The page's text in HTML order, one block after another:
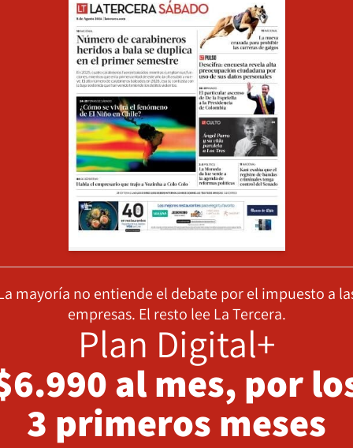
mayoría no entiende el debate por el impuesto a
empresas. El resto lee La Tercera.
Plan Digital+
al mes, por
3 primeros meses